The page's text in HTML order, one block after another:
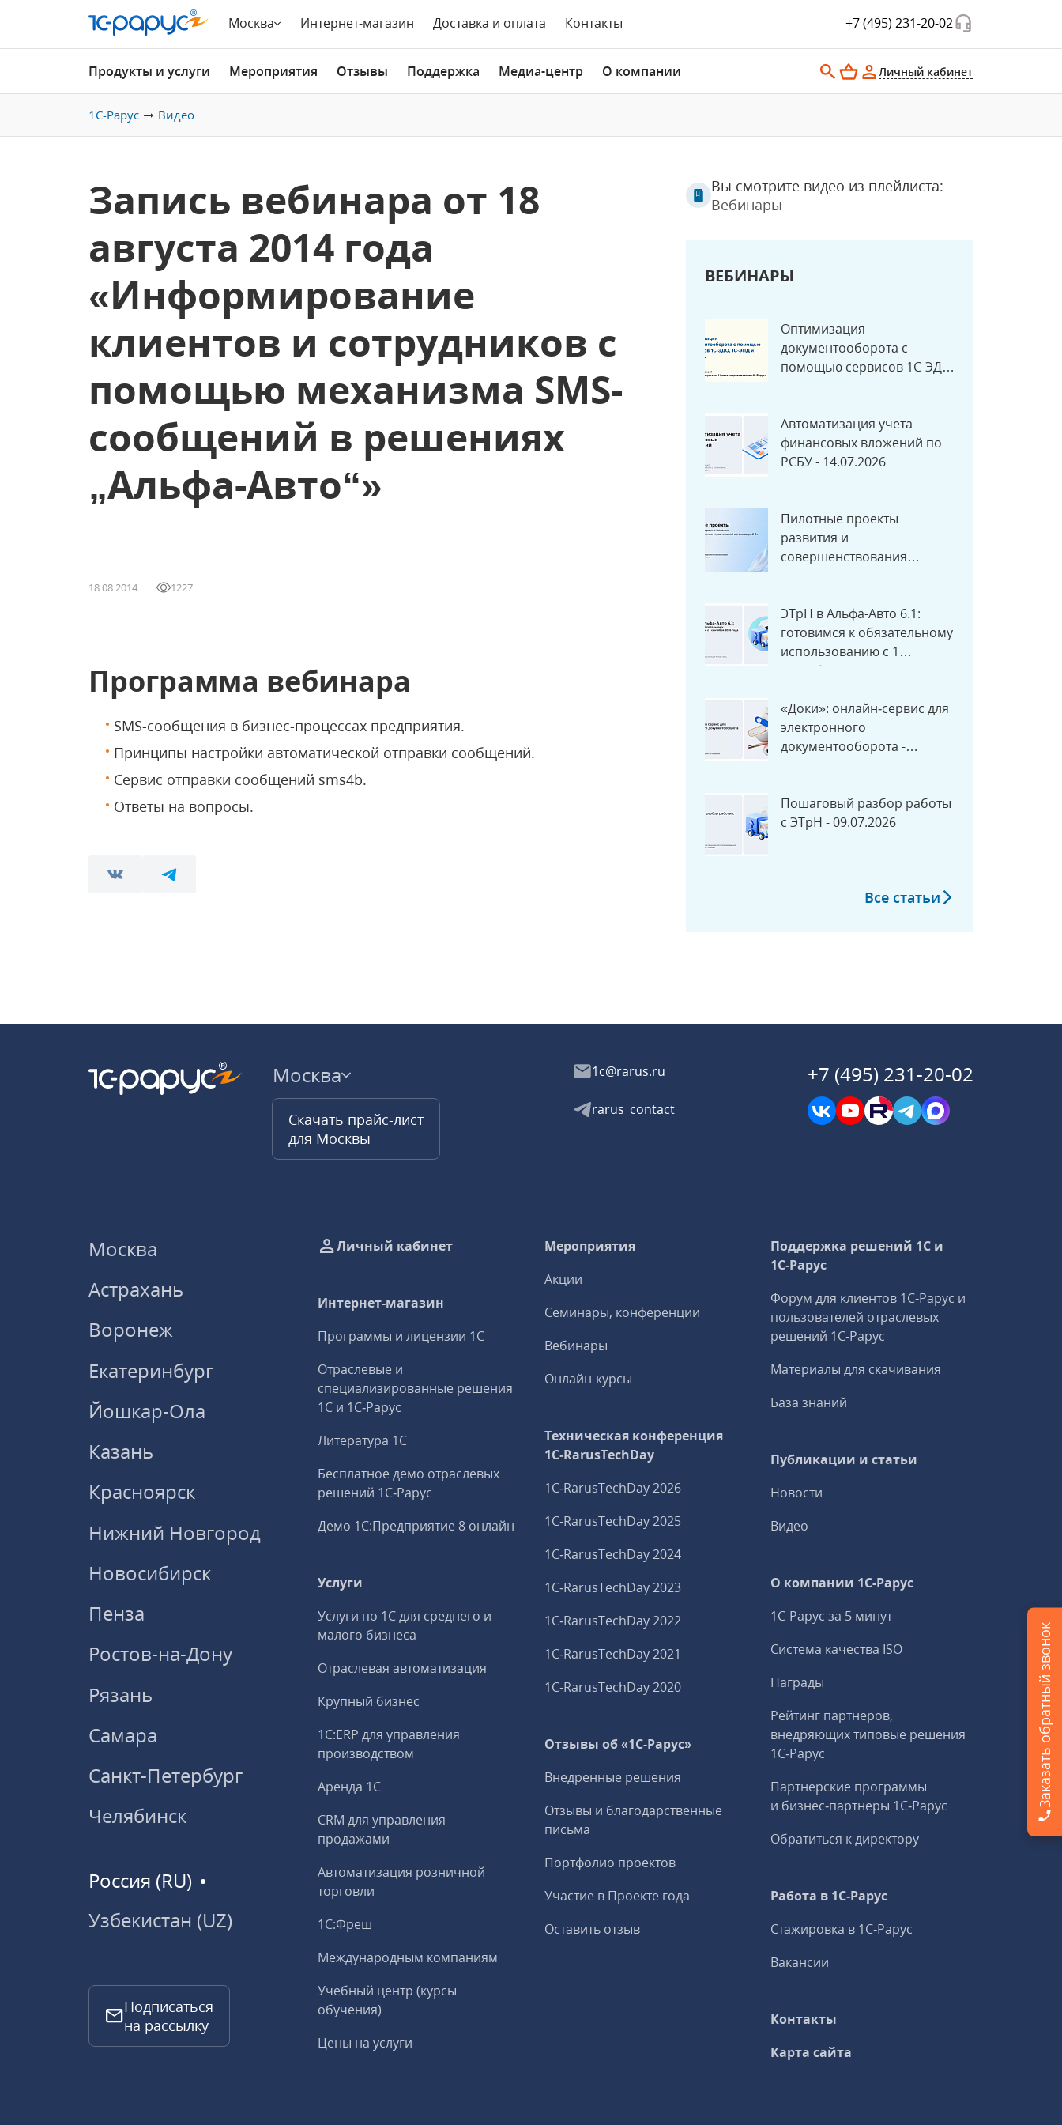
Москва Интернет-магазин Доставка и оплата Контакты +7 (495) 231-20-02
Продукты и услуги Мероприятия Отзывы Поддержка Медиа-центр О компании Личный кабинет
1С-Рарус Видео
Запись вебинара от 18
августа 2014 года
«Информирование
клиентов и сотрудников с
помощью механизма SMS-
сообщений в решениях
„Альфа-Авто“»
18.08.2014 1227
Программа вебинара
SMS-сообщения в бизнес-процессах предприятия.
Принципы настройки автоматической отправки сообщений.
Сервис отправки сообщений sms4b.
Ответы на вопросы.
Вы смотрите видео из плейлиста:
Вебинары
ВЕБИНАРЫ
Оптимизация
документооборота с
помощью сервисов 1С-ЭДО,
Автоматизация учета
финансовых вложений по
РСБУ - 14.07.2026
Пилотные проекты
развития и
совершенствования
ЭТрН в Альфа-Авто 6.1:
готовимся к обязательному
использованию с 1
сентября 2026 года -
«Доки»: онлайн‑сервис для
электронного
документооборота -
Пошаговый разбор работы
с ЭТрН - 09.07.2026
Все статьи
Москва
Скачать прайс-лист
для Москвы
1c@rarus.ru
rarus_contact
+7 (495) 231-20-02
Москва
Астрахань
Воронеж
Екатеринбург
Йошкар-Ола
Казань
Красноярск
Нижний Новгород
Новосибирск
Пенза
Ростов-на-Дону
Рязань
Самара
Санкт-Петербург
Челябинск
Россия (RU)
Узбекистан (UZ)
Подписаться
на рассылку
Личный кабинет
Интернет-магазин
Программы и лицензии 1С
Отраслевые и
специализированные решения
1С и 1С‑Рарус
Литература 1С
Бесплатное демо отраслевых
решений 1С‑Рарус
Демо 1С:Предприятие 8 онлайн
Услуги
Услуги по 1С для среднего и
малого бизнеса
Отраслевая автоматизация
Крупный бизнес
1С:ERP для управления
производством
Аренда 1С
CRM для управления
продажами
Автоматизация розничной
торговли
1С:Фреш
Международным компаниям
Учебный центр (курсы
обучения)
Цены на услуги
Мероприятия
Акции
Семинары, конференции
Вебинары
Онлайн-курсы
Техническая конференция
1C‑RarusTechDay
1C‑RarusTechDay 2026
1C‑RarusTechDay 2025
1C‑RarusTechDay 2024
1C‑RarusTechDay 2023
1C‑RarusTechDay 2022
1C‑RarusTechDay 2021
1C‑RarusTechDay 2020
Отзывы об «1С-Рарус»
Внедренные решения
Отзывы и благодарственные
письма
Портфолио проектов
Участие в Проекте года
Оставить отзыв
Поддержка решений 1С и
1С‑Рарус
Форум для клиентов 1С‑Рарус и
пользователей отраслевых
решений 1С‑Рарус
Материалы для скачивания
База знаний
Публикации и статьи
Новости
Видео
О компании 1C-Рарус
1С-Рарус за 5 минут
Система качества ISO
Награды
Рейтинг партнеров,
внедряющих типовые решения
1С‑Рарус
Партнерские программы
и бизнес‑партнеры 1С‑Рарус
Обратиться к директору
Работа в 1С‑Рарус
Стажировка в 1С‑Рарус
Вакансии
Контакты
Карта сайта
Заказать обратный звонок